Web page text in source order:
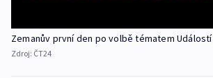
Zemanův první den po volbě tématem Událostí
Zdroj: ČT24